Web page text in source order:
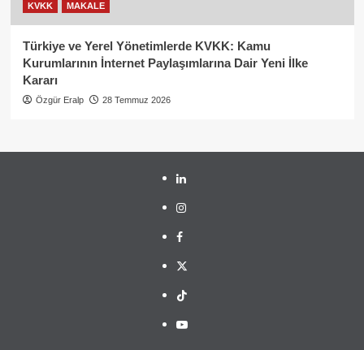
KVKK MAKALE
Türkiye ve Yerel Yönetimlerde KVKK: Kamu
Kurumlarının İnternet Paylaşımlarına Dair Yeni İlke
Kararı
Özgür Eralp 28 Temmuz 2026
linkedin
instagram
facebook
twitter
tiktok
youtube